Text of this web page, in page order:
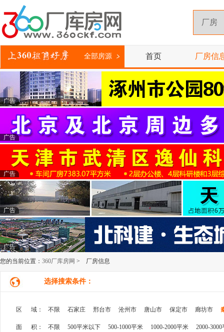
全部房源 首页 厂房信
广告
广告
广告
广告
广告
您的当前位置： 360厂库房网 > 厂房信息
选择搜索条件：
区 域： 不限 石家庄 邢台市 沧州市 唐山市 保定市 廊坊市
面 积： 不限 500平米以下 500-1000平米 1000-2000平米 2000-3000